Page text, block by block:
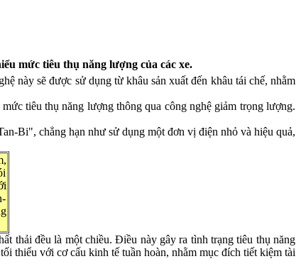
mức tiêu thụ năng lượng của các xe.
này sẽ được sử dụng từ khâu sản xuất đến khâu tái chế, nhằm
tiêu thụ năng lượng thông qua công nghệ giảm trọng lượng.
Bi", chẳng hạn như sử dụng một đơn vị điện nhỏ và hiệu quả,
thải đều là một chiều. Điều này gây ra tình trạng tiêu thụ năng
thiểu với cơ cấu kinh tế tuần hoàn, nhằm mục đích tiết kiệm tài